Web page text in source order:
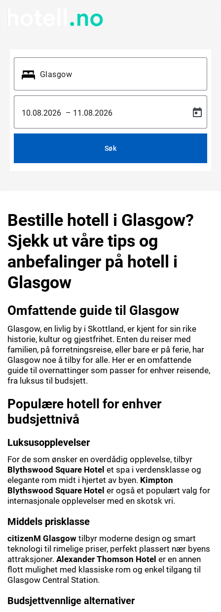
–
Søk
Bestille hotell i Glasgow?
Sjekk ut våre tips og
anbefalinger på hotell i
Glasgow
Omfattende guide til Glasgow
Glasgow, en livlig by i Skottland, er kjent for sin rike
historie, kultur og gjestfrihet. Enten du reiser med
familien, på forretningsreise, eller bare er på ferie, har
Glasgow noe å tilby for alle. Her er en omfattende
guide til overnattinger som passer for enhver reisende,
fra luksus til budsjett.
Populære hotell for enhver
budsjettnivå
Luksusopplevelser
For de som ønsker en overdådig opplevelse, tilbyr
Blythswood Square Hotel et spa i verdensklasse og
elegante rom midt i hjertet av byen. Kimpton
Blythswood Square Hotel er også et populært valg for
internasjonale opplevelser med en skotsk vri.
Middels prisklasse
citizenM Glasgow tilbyr moderne design og smart
teknologi til rimelige priser, perfekt plassert nær byens
attraksjoner. Alexander Thomson Hotel er en annen
flott mulighet med klassiske rom og enkel tilgang til
Glasgow Central Station.
Budsjettvennlige alternativer